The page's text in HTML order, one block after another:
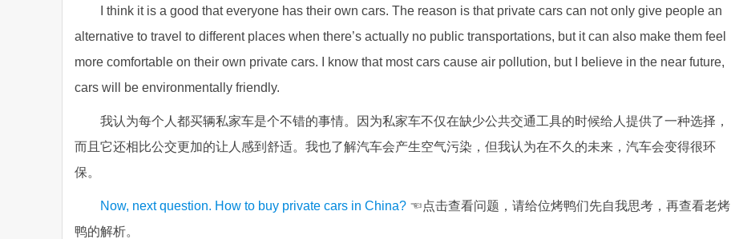
I think it is a good that everyone has their own cars. The reason is that private cars can not only give people an
alternative to travel to different places when there’s actually no public transportations, but it can also make them feel
more comfortable on their own private cars. I know that most cars cause air pollution, but I believe in the near future,
cars will be environmentally friendly.
我认为每个人都买辆私家车是个不错的事情。因为私家车不仅在缺少公共交通工具的时候给人提供了一种选择，
而且它还相比公交更加的让人感到舒适。我也了解汽车会产生空气污染，但我认为在不久的未来，汽车会变得很环
保。
Now, next question. How to buy private cars in China? ☜点击查看问题，请给位烤鸭们先自我思考，再查看老烤
鸭的解析。